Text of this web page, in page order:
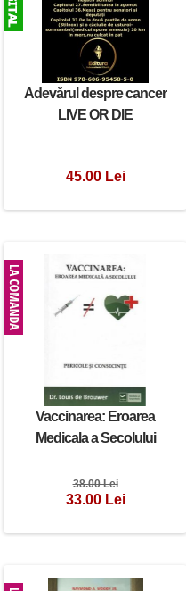
Adevărul despre cancer
LIVE OR DIE
45.00 Lei
Vaccinarea: Eroarea
Medicala a Secolului
38.00 Lei
33.00 Lei